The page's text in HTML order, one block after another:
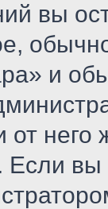
вы
и
него